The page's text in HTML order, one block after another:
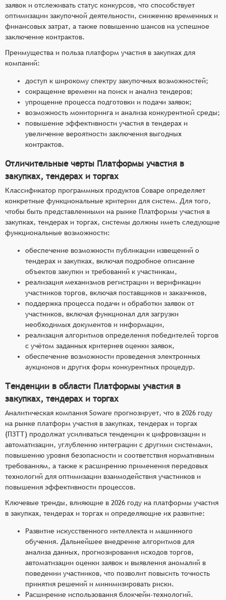
заявок и отслеживать статус конкурсов, что способствует
оптимизации закупочной деятельности, снижению временных и
финансовых затрат, а также повышению шансов на успешное
заключение контрактов.
Преимущества и польза платформ участия в закупках для
компаний:
доступ к широкому спектру закупочных возможностей;
сокращение времени на поиск и анализ тендеров;
упрощение процесса подготовки и подачи заявок;
возможность мониторинга и анализа конкурентной среды;
повышение эффективности участия в тендерах и
увеличение вероятности заключения выгодных
контрактов.
Отличительные черты Платформы участия в
закупках, тендерах и торгах
Классификатор программных продуктов Соваре определяет
конкретные функциональные критерии для систем. Для того,
чтобы быть представленными на рынке Платформы участия в
закупках, тендерах и торгах, системы должны иметь следующие
функциональные возможности:
обеспечение возможности публикации извещений о
тендерах и закупках, включая подробное описание
объектов закупки и требований к участникам,
реализация механизмов регистрации и верификации
участников торгов, включая поставщиков и заказчиков,
поддержка процесса подачи и обработки заявок от
участников, включая функционал для загрузки
необходимых документов и информации,
реализация алгоритмов определения победителей торгов
с учётом заданных критериев оценки заявок,
обеспечение возможности проведения электронных
аукционов и других форм конкурентных процедур.
Тенденции в области Платформы участия в
закупках, тендерах и торгах
Аналитическая компания Soware прогнозирует, что в 2026 году
на рынке платформ участия в закупках, тендерах и торгах
(ПЗТТ) продолжат усиливаться тенденции к цифровизации и
автоматизации, углублению интеграции с другими системами,
повышению уровня безопасности и соответствия нормативным
требованиям, а также к расширению применения передовых
технологий для оптимизации взаимодействия участников и
повышения эффективности процессов.
Ключевые тренды, влияющие в 2026 году на платформы участия
в закупках, тендерах и торгах и определяющие их развитие:
Развитие искусственного интеллекта и машинного
обучения. Дальнейшее внедрение алгоритмов для
анализа данных, прогнозирования исходов торгов,
автоматизации оценки заявок и выявления аномалий в
поведении участников, что позволит повысить точность
принятия решений и минимизировать риски.
Расширение использования блокчейн-технологий.